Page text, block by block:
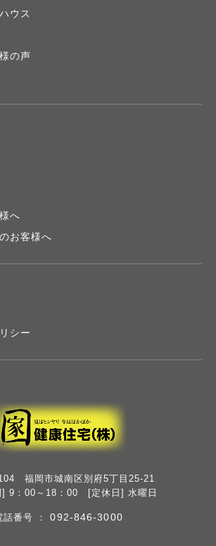
ウス
の声
へ
お客様へ
シー
福岡市城南区別府5丁目25-21
] 9：00～18：00 [定休日] 水曜日
話番号 ：092-846-3000